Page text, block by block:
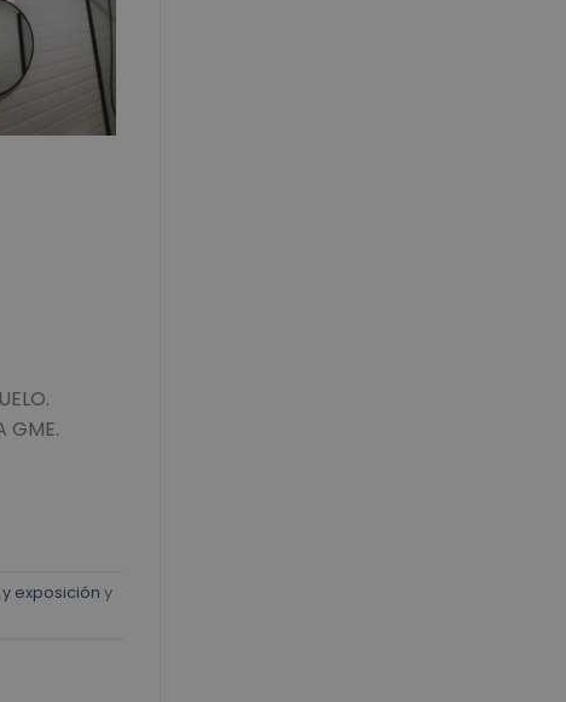
GME.
exposición y